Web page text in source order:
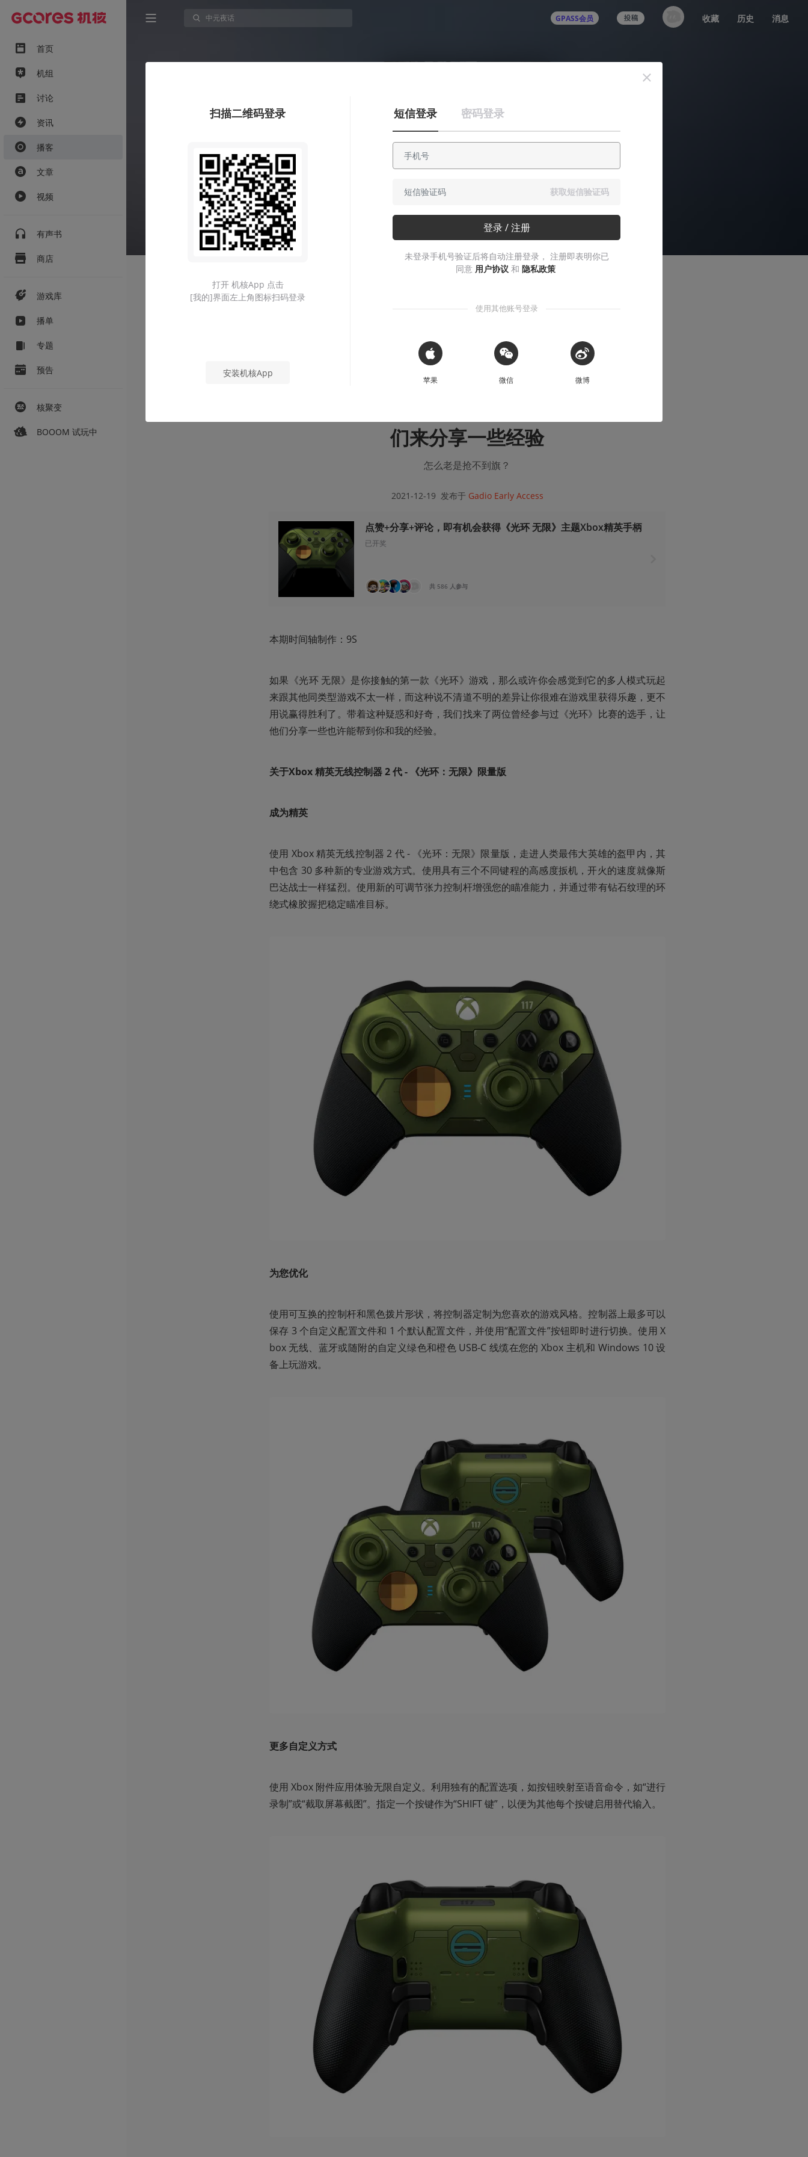
首页
机组
讨论
资讯
播客
文章
视频
有声书
商店
游戏库
播单
专题
预告
核聚变
BOOOM 试玩中
GPASS会员 收藏 历史 消息
ARNwing Bran acetea
们来分享一些经验
怎么老是抢不到旗？
2021-12-19 发布于 Gadio Early Access
点赞+分享+评论，即有机会获得《光环 无限》主题Xbox精英手柄
已开奖
共 586 人参与
本期时间轴制作：9S
如果《光环 无限》是你接触的第一款《光环》游戏，那么或许你会感觉到它的多人模式玩起
来跟其他同类型游戏不太一样，而这种说不清道不明的差异让你很难在游戏里获得乐趣，更不
用说赢得胜利了。带着这种疑惑和好奇，我们找来了两位曾经参与过《光环》比赛的选手，让
他们分享一些也许能帮到你和我的经验。
关于Xbox 精英无线控制器 2 代 - 《光环：无限》限量版
成为精英
使用 Xbox 精英无线控制器 2 代 - 《光环：无限》限量版，走进人类最伟大英雄的盔甲内，其
中包含 30 多种新的专业游戏方式。使用具有三个不同键程的高感度扳机，开火的速度就像斯
巴达战士一样猛烈。使用新的可调节张力控制杆增强您的瞄准能力，并通过带有钻石纹理的环
绕式橡胶握把稳定瞄准目标。
为您优化
使用可互换的控制杆和黑色拨片形状，将控制器定制为您喜欢的游戏风格。控制器上最多可以
保存 3 个自定义配置文件和 1 个默认配置文件，并使用“配置文件”按钮即时进行切换。使用 X
box 无线、蓝牙或随附的自定义绿色和橙色 USB-C 线缆在您的 Xbox 主机和 Windows 10 设
备上玩游戏。
更多自定义方式
使用 Xbox 附件应用体验无限自定义。利用独有的配置选项，如按钮映射至语音命令，如“进行
录制”或“截取屏幕截图”。指定一个按键作为“SHIFT 键”，以便为其他每个按键启用替代输入。
扫描二维码登录
打开 机核App 点击
[我的]界面左上角图标扫码登录
安装机核App
短信登录 密码登录
获取短信验证码
登录 / 注册
未登录手机号验证后将自动注册登录， 注册即表明你已
同意 用户协议 和 隐私政策
使用其他账号登录
 Sign in with Apple
苹果 微信 微博